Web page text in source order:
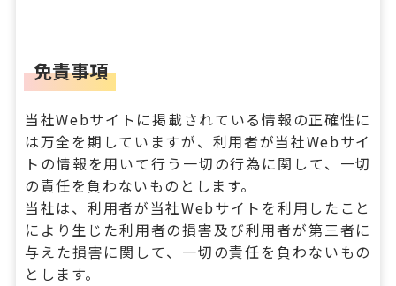
免責事項
当社Webサイトに掲載されている情報の正確性に
は万全を期していますが、利用者が当社Webサイ
トの情報を用いて行う一切の行為に関して、一切
の責任を負わないものとします。
当社は、利用者が当社Webサイトを利用したこと
により生じた利用者の損害及び利用者が第三者に
与えた損害に関して、一切の責任を負わないもの
とします。